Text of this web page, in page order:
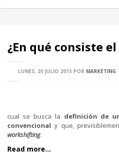
¿En qué consiste
LUNES, 20 JULIO 2015 POR MARKETING
cual se busca la definición de
convencional y que,
workshifting.
Read more...